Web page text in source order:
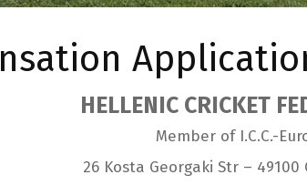
HELLENIC CRICKET
Member of I.C.C.-
26 Kosta Georgaki Str – 49100